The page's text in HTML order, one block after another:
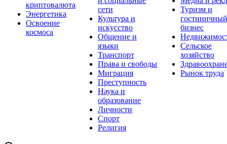
криптовалюта
Энергетика
Освоение
космоса
сети
Культура и
искусство
Общение и
языки
Транспорт
Права и свободы
Миграция
Преступность
Наука и
образование
Личности
Спорт
Религия
Туризм и
гостиничный
бизнес
Сельское
хозяйство
Рынок труда